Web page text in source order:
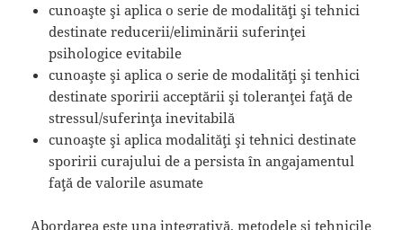
cunoaşte şi aplica o serie de modalităţi şi tehnici
destinate reducerii/eliminării suferinţei
psihologice evitabile
cunoaşte şi aplica o serie de modalităţi şi tenhici
destinate sporirii acceptării şi toleranţei faţă de
stressul/suferinţa inevitabilă
cunoaşte şi aplica modalităţi şi tehnici destinate
sporirii curajului de a persista în angajamentul
faţă de valorile asumate
Abordarea este una integrativă, metodele şi tehnicile